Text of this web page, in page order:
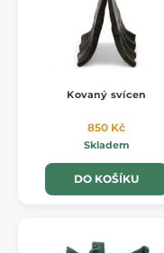
Kovaný svícen
850 Kč
Skladem
DO KOŠÍKU